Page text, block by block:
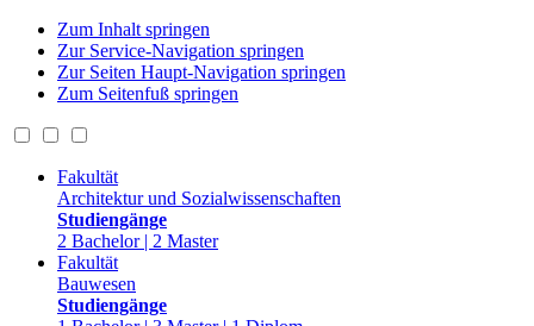
Zum Inhalt springen
Zur Service-Navigation springen
Zur Seiten Haupt-Navigation springen
Zum Seitenfuß springen
Fakultät
Architektur und Sozialwissenschaften
Studiengänge
2 Bachelor | 2 Master
Fakultät
Bauwesen
Studiengänge